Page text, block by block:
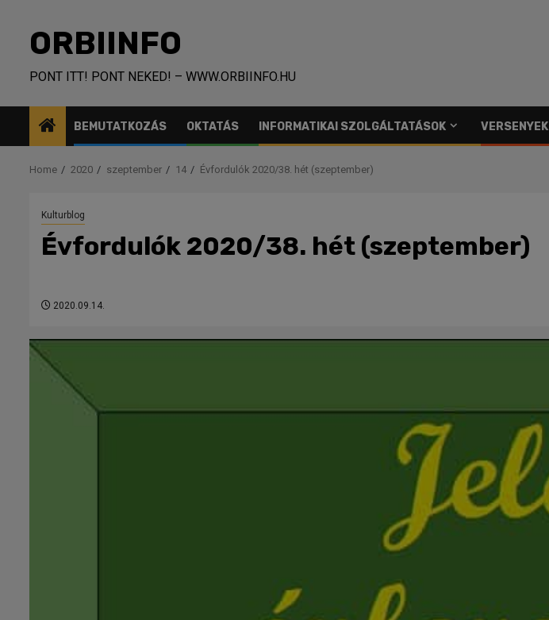
contentORBIINFO
PONT ITT! PONT NEKED! – WWW.ORBIINFO.HU
BEMUTATKOZÁS OKTATÁS INFORMATIKAI SZOLGÁLTATÁSOK VERSENYEK
Home 2020 szeptember 14 Évfordulók 2020/38. hét (szeptember)
Kulturblog
Évfordulók 2020/38. hét (szeptember)
2020.09.14.